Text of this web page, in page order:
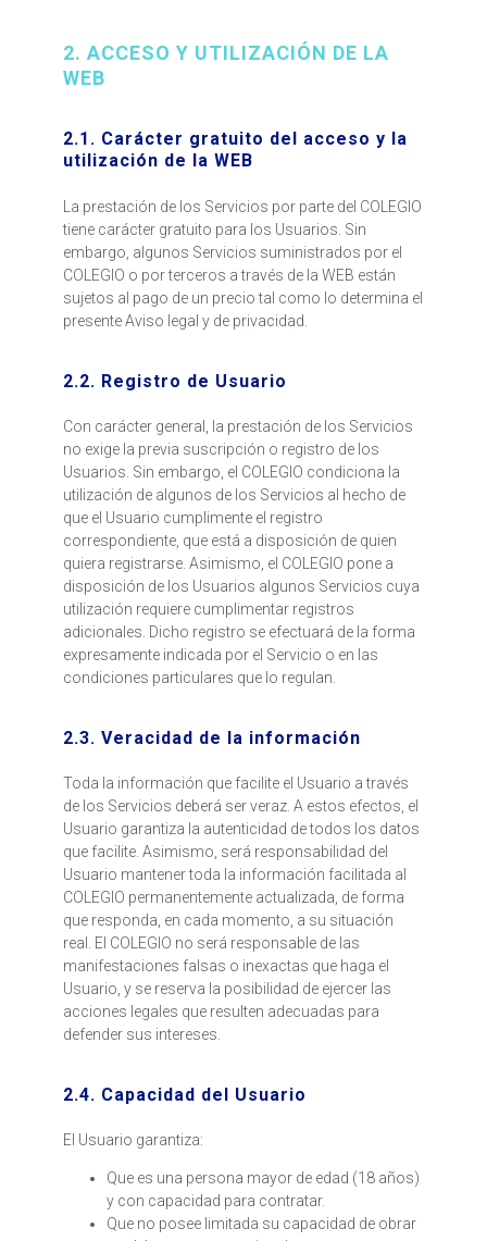
2. ACCESO Y UTILIZACIÓN DE LA
WEB
2.1. Carácter gratuito del acceso y la
utilización de la WEB
La prestación de los Servicios por parte del COLEGIO
tiene carácter gratuito para los Usuarios. Sin
embargo, algunos Servicios suministrados por el
COLEGIO o por terceros a través de la WEB están
sujetos al pago de un precio tal como lo determina el
presente Aviso legal y de privacidad.
2.2. Registro de Usuario
Con carácter general, la prestación de los Servicios
no exige la previa suscripción o registro de los
Usuarios. Sin embargo, el COLEGIO condiciona la
utilización de algunos de los Servicios al hecho de
que el Usuario cumplimente el registro
correspondiente, que está a disposición de quien
quiera registrarse. Asimismo, el COLEGIO pone a
disposición de los Usuarios algunos Servicios cuya
utilización requiere cumplimentar registros
adicionales. Dicho registro se efectuará de la forma
expresamente indicada por el Servicio o en las
condiciones particulares que lo regulan.
2.3. Veracidad de la información
Toda la información que facilite el Usuario a través
de los Servicios deberá ser veraz. A estos efectos, el
Usuario garantiza la autenticidad de todos los datos
que facilite. Asimismo, será responsabilidad del
Usuario mantener toda la información facilitada al
COLEGIO permanentemente actualizada, de forma
que responda, en cada momento, a su situación
real. El COLEGIO no será responsable de las
manifestaciones falsas o inexactas que haga el
Usuario, y se reserva la posibilidad de ejercer las
acciones legales que resulten adecuadas para
defender sus intereses.
2.4. Capacidad del Usuario
El Usuario garantiza:
Que es una persona mayor de edad (18 años)
y con capacidad para contratar.
Que no posee limitada su capacidad de obrar